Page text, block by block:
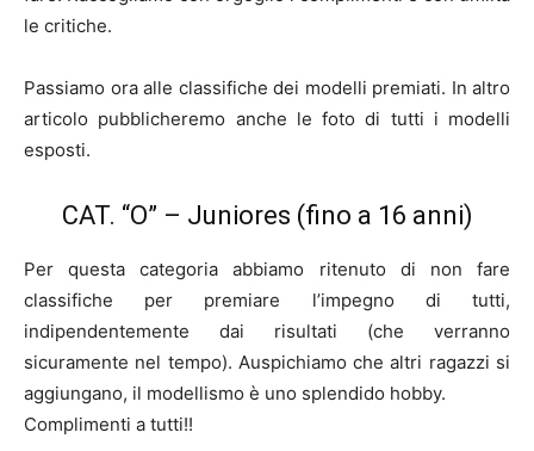
le critiche.
Passiamo ora alle classifiche dei modelli premiati. In altro
articolo pubblicheremo anche le foto di tutti i modelli
esposti.
CAT. “O” – Juniores (fino a 16 anni)
Per questa categoria abbiamo ritenuto di non fare
classifiche per premiare l’impegno di tutti,
indipendentemente dai risultati (che verranno
sicuramente nel tempo). Auspichiamo che altri ragazzi si
aggiungano, il modellismo è uno splendido hobby.
Complimenti a tutti!!